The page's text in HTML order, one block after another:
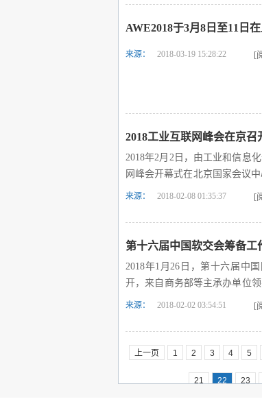
AWE2018于3月8日至11日
来源： 2018-03-19 15:28:22 [
2018工业互联网峰会在京召
2018年2月2日，由工业和信息
网峰会开幕式在北京国家会议
并作重要讲话，工业和信息化
来源： 2018-02-08 01:35:37 [
第十六届中国软交会筹备工
2018年1月26日，第十六届中
开，来自商务部等主承办单位
浙江、广东、安徽、江西、河
十六届软交会的相关情况，并
贸发展事务局负责同志等展会
来源： 2018-02-02 03:54:51 [
上一页 1 2 3 4 5
21 22 23